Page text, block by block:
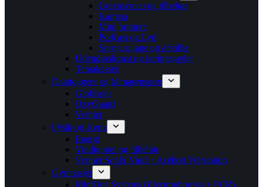
Greenscreen og tilbehør
Kamera
Mini printere
Podcast og Lyd
Sprog,optage og afspille
Udendørskunst og læringstavler
Temakasser
Dataloggere og klimasensorer
Globisens
OxyGuard
Vernier
Fysik og Kemi
Energi
Vindtunnel og tilbehør
Vernier Sol & Vind + Acebott Vejrstation
Gymnasier
MiniOne Systems (Electrophoresis + PCR)